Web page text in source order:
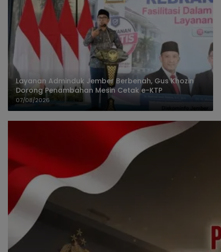
Layanan Adminduk Jember Berbenah, Gus Khozin
Dorong Penambahan Mesin Cetak e-KTP
07/08/2026